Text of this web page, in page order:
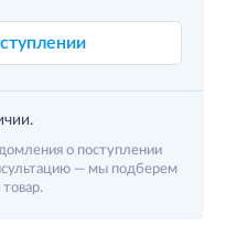
о поступлении
— мы подберем